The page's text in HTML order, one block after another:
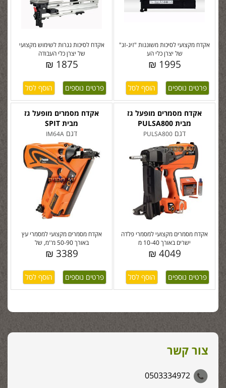
אקדח לסיכות נגרות לשימוש מקצועי
של יצרן כלי העבודה
1875 ₪
פרטים נוספים
אקדח מקצועי לסיכות משוננות "זיג-זג"
של יצרן כלי הע
1995 ₪
פרטים נוספים
אקדח מסמרים מופעל גז
מבית SPIT
דגם IM64A
אקדח מסמרים מקצועי למסמרי עץ
באורך 50-90 מ''מ, של
3389 ₪
פרטים נוספים
אקדח מסמרים מופעל גז
מבית PULSA800
דגם PULSA800
אקדח מסמרים מקצועי למסמרי פלדה
ישרים באורך 10-40 מ
4049 ₪
פרטים נוספים
צור קשר
0503334972